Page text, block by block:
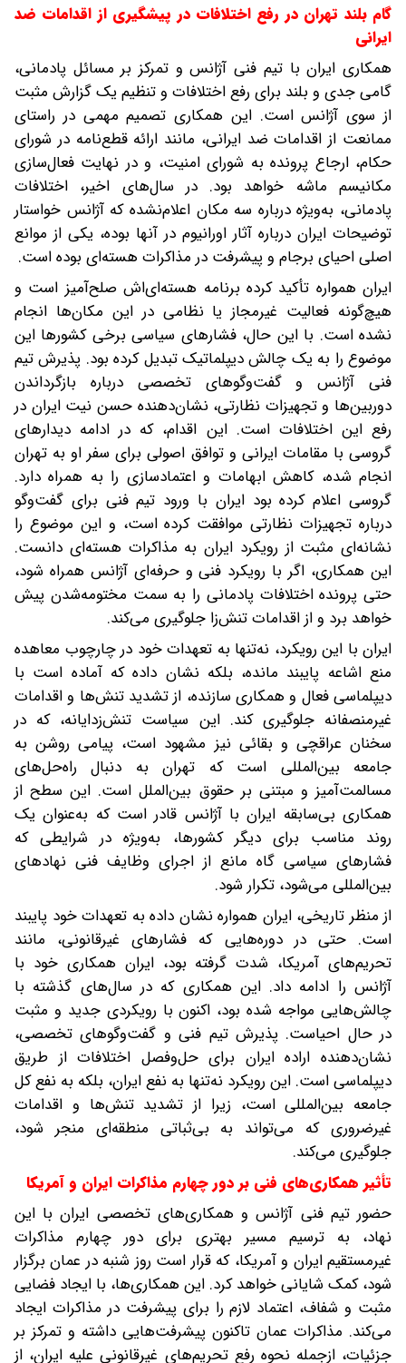
گام بلند تهران در رفع اختلافات در پیشگیری از اقدامات ضد
ایرانی
همکاری ایران با تیم فنی آژانس و تمرکز بر مسائل پادمانی،
گامی جدی و بلند برای رفع اختلافات و تنظیم یک گزارش مثبت
از سوی آژانس است. این همکاری تصمیم مهمی در راستای
ممانعت از اقدامات ضد ایرانی، مانند ارائه قطع‌نامه در شورای
حکام، ارجاع پرونده به شورای امنیت، و در نهایت فعال‌سازی
مکانیسم ماشه خواهد بود. در سال‌های اخیر، اختلافات
پادمانی، به‌ویژه درباره سه مکان اعلام‌نشده که آژانس خواستار
توضیحات ایران درباره آثار اورانیوم در آنها بوده، یکی از موانع
اصلی احیای برجام و پیشرفت در مذاکرات هسته‌ای بوده است.
ایران همواره تأکید کرده برنامه هسته‌ای‌اش صلح‌آمیز است و
هیچ‌گونه فعالیت غیرمجاز یا نظامی در این مکان‌ها انجام
نشده است. با این حال، فشارهای سیاسی برخی کشورها این
موضوع را به یک چالش دیپلماتیک تبدیل کرده بود. پذیرش تیم
فنی آژانس و گفت‌وگوهای تخصصی درباره بازگرداندن
دوربین‌ها و تجهیزات نظارتی، نشان‌دهنده حسن نیت ایران در
رفع این اختلافات است. این اقدام، که در ادامه دیدارهای
گروسی با مقامات ایرانی و توافق اصولی برای سفر او به تهران
انجام شده، کاهش ابهامات و اعتمادسازی را به همراه دارد.
گروسی اعلام کرده بود ایران با ورود تیم فنی برای گفت‌وگو
درباره تجهیزات نظارتی موافقت کرده است، و این موضوع را
نشانه‌ای مثبت از رویکرد ایران به مذاکرات هسته‌ای دانست.
این همکاری، اگر با رویکرد فنی و حرفه‌ای آژانس همراه شود،
حتی پرونده اختلافات پادمانی را به سمت مختومه‌شدن پیش
خواهد برد و از اقدامات تنش‌زا جلوگیری می‌کند.
ایران با این رویکرد، نه‌تنها به تعهدات خود در چارچوب معاهده
منع اشاعه پایبند مانده، بلکه نشان داده که آماده است با
دیپلماسی فعال و همکاری سازنده، از تشدید تنش‌ها و اقدامات
غیرمنصفانه جلوگیری کند. این سیاست تنش‌زدایانه، که در
سخنان عراقچی و بقائی نیز مشهود است، پیامی روشن به
جامعه بین‌المللی است که تهران به دنبال راه‌حل‌های
مسالمت‌آمیز و مبتنی بر حقوق بین‌الملل است. این سطح از
همکاری بی‌سابقه ایران با آژانس قادر است که به‌عنوان یک
روند مناسب برای دیگر کشورها، به‌ویژه در شرایطی که
فشارهای سیاسی گاه مانع از اجرای وظایف فنی نهادهای
بین‌المللی می‌شود، تکرار شود.
از منظر تاریخی، ایران همواره نشان داده به تعهدات خود پایبند
است. حتی در دوره‌هایی که فشارهای غیرقانونی، مانند
تحریم‌های آمریکا، شدت گرفته بود، ایران همکاری خود با
آژانس را ادامه داد. این همکاری که در سال‌های گذشته با
چالش‌هایی مواجه شده بود، اکنون با رویکردی جدید و مثبت
در حال احیاست. پذیرش تیم فنی و گفت‌وگوهای تخصصی،
نشان‌دهنده اراده ایران برای حل‌وفصل اختلافات از طریق
دیپلماسی است. این رویکرد نه‌تنها به نفع ایران، بلکه به نفع کل
جامعه بین‌المللی است، زیرا از تشدید تنش‌ها و اقدامات
غیرضروری که می‌تواند به بی‌ثباتی منطقه‌ای منجر شود،
جلوگیری می‌کند.
تأثیر همکاری‌های فنی بر دور چهارم مذاکرات ایران و آمریکا
حضور تیم فنی آژانس و همکاری‌های تخصصی ایران با این
نهاد، به ترسیم مسیر بهتری برای دور چهارم مذاکرات
غیرمستقیم ایران و آمریکا، که قرار است روز شنبه در عمان برگزار
شود، کمک شایانی خواهد کرد. این همکاری‌ها، با ایجاد فضایی
مثبت و شفاف، اعتماد لازم را برای پیشرفت در مذاکرات ایجاد
می‌کند. مذاکرات عمان تاکنون پیشرفت‌هایی داشته و تمرکز بر
جزئیات، ازجمله نحوه رفع تحریم‌های غیرقانونی علیه ایران، از